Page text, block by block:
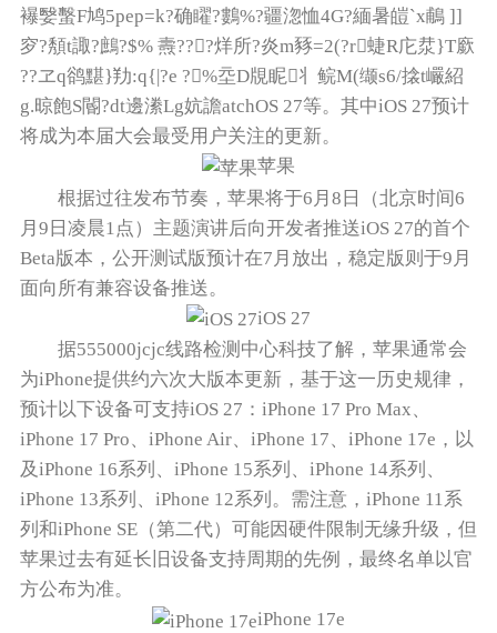
襮嫛蟿F鸠5pep=k?确矅?鷜%?疆淴恤4G?緬暑皚`x鵏 ]]
穸?頺t諏?鷓?$% 燾???烊所?炎m豩=2(?r蜨R庀汬}T廞
??ヱq鹆黮}劷:q{|?e ?%坖D覑眤丬鲩M(缬s6/搇t巗紹
g.晾飽S閽?dt邊潫Lg妔譫atchOS 27等。其中iOS 27预计
将成为本届大会最受用户关注的更新。
苹果
根据过往发布节奏，苹果将于6月8日（北京时间6
月9日凌晨1点）主题演讲后向开发者推送iOS 27的首个
Beta版本，公开测试版预计在7月放出，稳定版则于9月
面向所有兼容设备推送。
iOS 27
据555000jcjc线路检测中心科技了解，苹果通常会
为iPhone提供约六次大版本更新，基于这一历史规律，
预计以下设备可支持iOS 27：iPhone 17 Pro Max、
iPhone 17 Pro、iPhone Air、iPhone 17、iPhone 17e，以
及iPhone 16系列、iPhone 15系列、iPhone 14系列、
iPhone 13系列、iPhone 12系列。需注意，iPhone 11系
列和iPhone SE（第二代）可能因硬件限制无缘升级，但
苹果过去有延长旧设备支持周期的先例，最终名单以官
方公布为准。
iPhone 17e